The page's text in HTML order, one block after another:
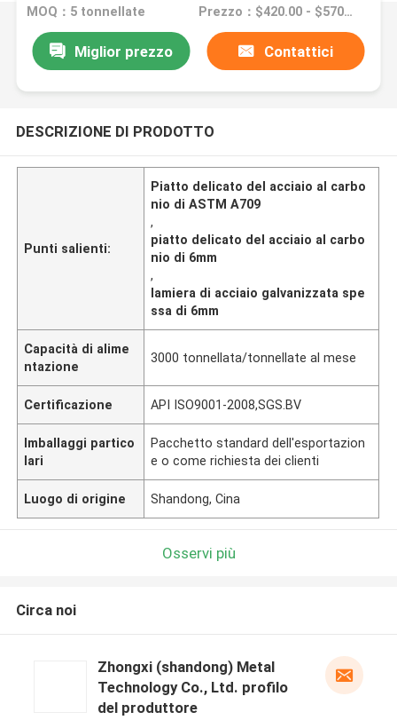
MOQ：5 tonnellate Prezzo：$420.00 - $570.00/Tons
Miglior prezzo Contattici
DESCRIZIONE DI PRODOTTO
Punti salienti:
Piatto delicato del acciaio al carbo
nio di ASTM A709
,
piatto delicato del acciaio al carbo
nio di 6mm
,
lamiera di acciaio galvanizzata spe
ssa di 6mm
Capacità di alime
ntazione
3000 tonnellata/tonnellate al mese
Certificazione API ISO9001-2008,SGS.BV
Imballaggi partico
lari
Pacchetto standard dell'esportazion
e o come richiesta dei clienti
Luogo di origine Shandong, Cina
Osservi più
Circa noi
Zhongxi (shandong) Metal
Technology Co., Ltd. profilo
del produttore